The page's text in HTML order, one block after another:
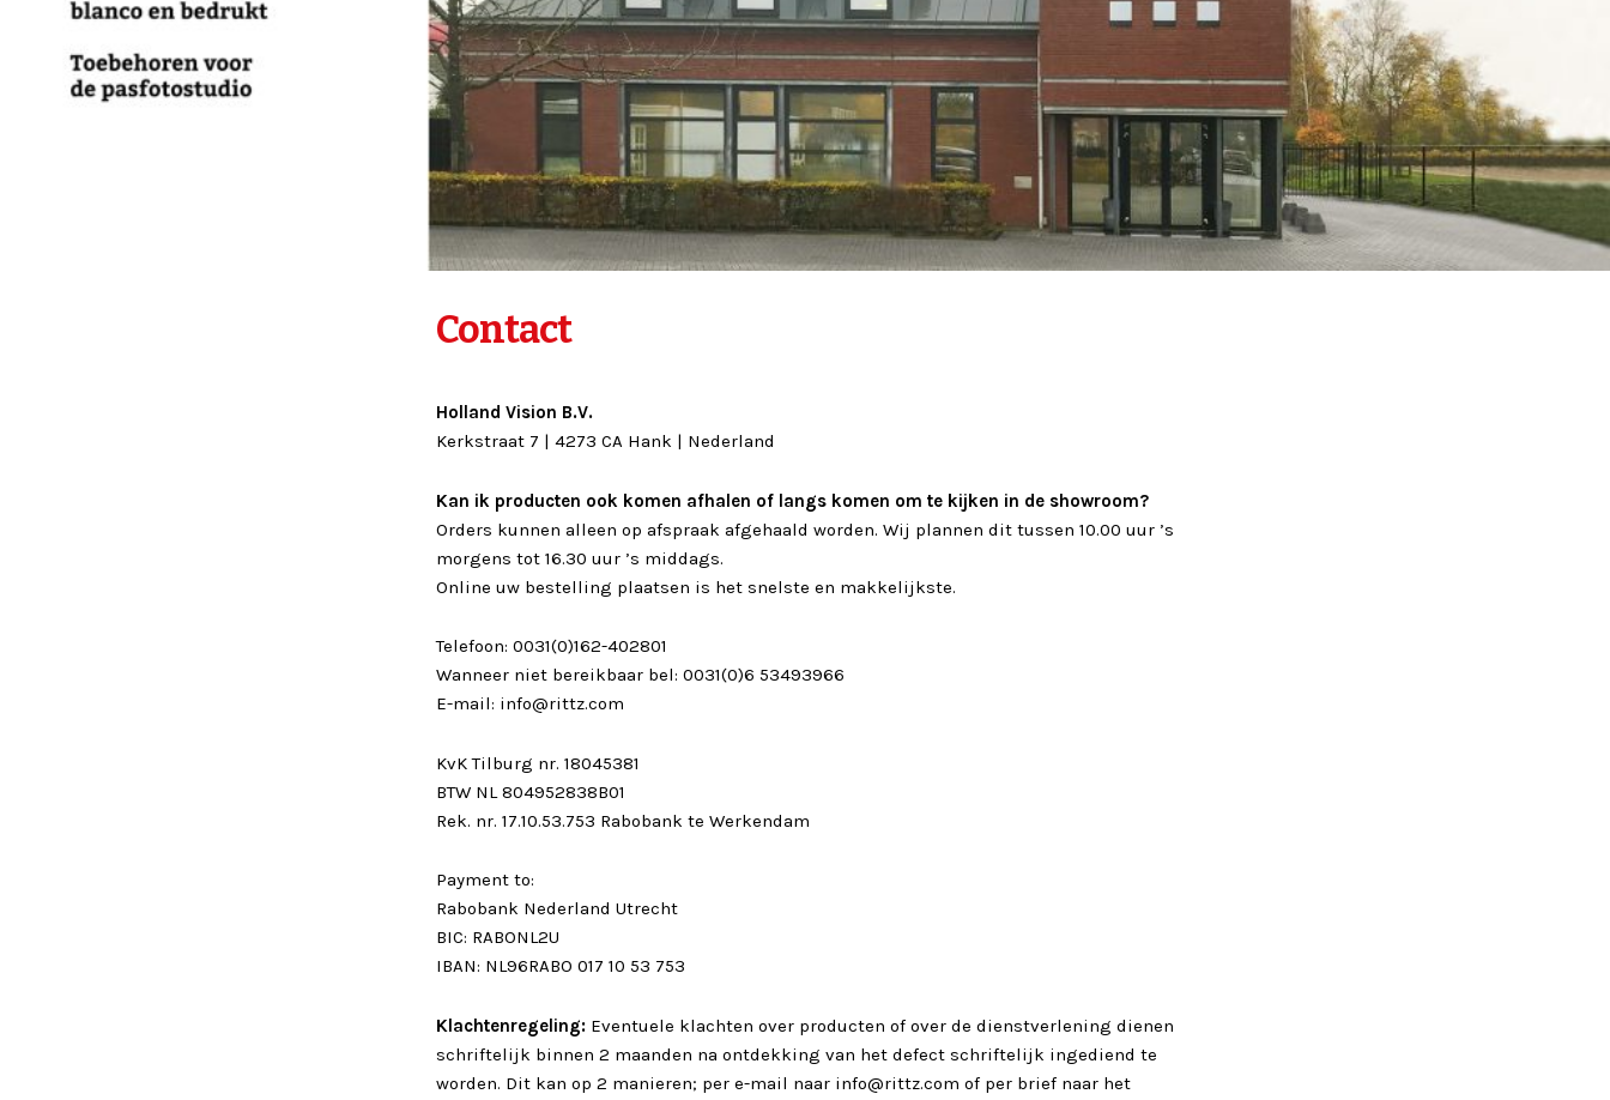
Contact
Holland Vision B.V.
Kerkstraat 7 | 4273 CA Hank | Nederland
Kan ik producten ook komen afhalen of langs komen om te kijken in de showroom?
Orders kunnen alleen op afspraak afgehaald worden. Wij plannen dit tussen 10.00 uur ’s
morgens tot 16.30 uur ’s middags.
Online uw bestelling plaatsen is het snelste en makkelijkste.
Telefoon: 0031(0)162-402801
Wanneer niet bereikbaar bel: 0031(0)6 53493966
E-mail: info@rittz.com
KvK Tilburg nr. 18045381
BTW NL 804952838B01
Rek. nr. 17.10.53.753 Rabobank te Werkendam
Payment to:
Rabobank Nederland Utrecht
BIC: RABONL2U
IBAN: NL96RABO 017 10 53 753
Klachtenregeling:Eventuele klachten over producten of over de dienstverlening dienen
schriftelijk binnen 2 maanden na ontdekking van het defect schriftelijk ingediend te
worden. Dit kan op 2 manieren; per e-mail naar info@rittz.com of per brief naar het